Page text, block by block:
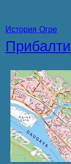
История Огре